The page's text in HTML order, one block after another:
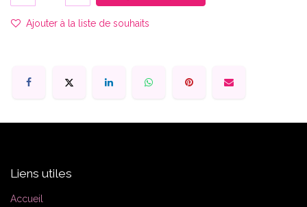
Ajouter à la liste de souhaits
Liens utiles
Accueil